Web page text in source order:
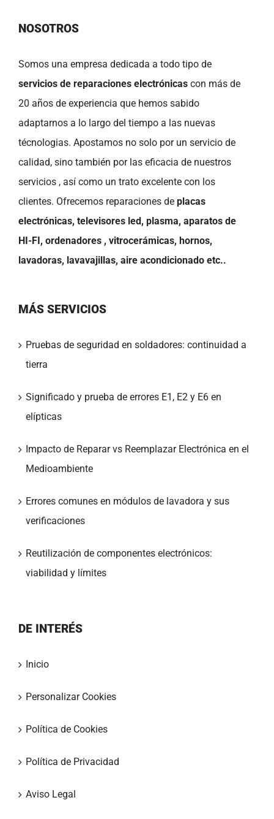
NOSOTROS
Somos una empresa dedicada a todo tipo de
servicios de reparaciones electrónicas con más de
20 años de experiencia que hemos sabido
adaptarnos a lo largo del tiempo a las nuevas
técnologias. Apostamos no solo por un servicio de
calidad, sino también por las eficacia de nuestros
servicios , así como un trato excelente con los
clientes. Ofrecemos reparaciones de placas
electrónicas, televisores led, plasma, aparatos de
HI-FI, ordenadores , vitrocerámicas, hornos,
lavadoras, lavavajillas, aire acondicionado etc..
MÁS SERVICIOS
Pruebas de seguridad en soldadores: continuidad a
tierra
Significado y prueba de errores E1, E2 y E6 en
elípticas
Impacto de Reparar vs Reemplazar Electrónica en el
Medioambiente
Errores comunes en módulos de lavadora y sus
verificaciones
Reutilización de componentes electrónicos:
viabilidad y límites
DE INTERÉS
Inicio
Personalizar Cookies
Política de Cookies
Política de Privacidad
Aviso Legal